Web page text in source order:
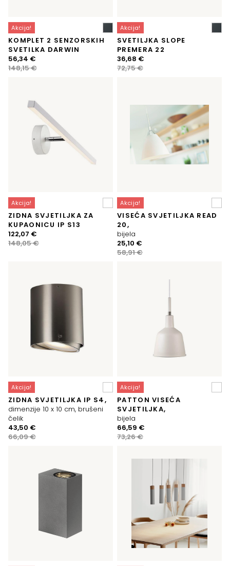
Akcija!
KOMPLET 2 SENZORSKIH
SVETILKA DARWIN
148,15€
Izvorna
cijena
56,34 €
Trenutna
cijena
Akcija!
SVETILJKA SLOPE
PREMERA 22
72,75€
Izvorna
cijena
36,68 €
Trenutna
cijena
Akcija!
ZIDNA SVJETILJKA ZA
KUPAONICU IP S13
148,05€
Izvorna
cijena
122,07 €
Trenutna
cijena
Akcija!
VISEĆA SVJETILJKA READ
20,
bijela
58,91€
Izvorna
cijena
25,10 €
Trenutna
cijena
Akcija!
ZIDNA SVJETILJKA IP S4,
dimenzije 10 x 10 cm, brušeni
čelik
66,09€
Izvorna
cijena
43,50 €
Trenutna
cijena
Akcija!
PATTON VISEĆA
SVJETILJKA,
bijela
73,26€
Izvorna
cijena
66,59 €
Trenutna
cijena